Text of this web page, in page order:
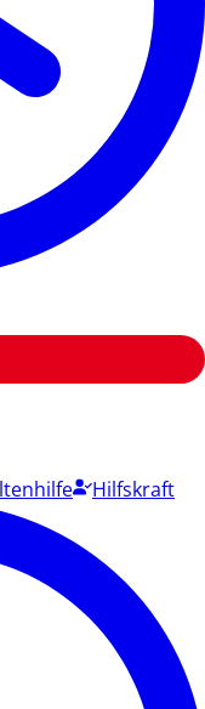
Hilfskraft